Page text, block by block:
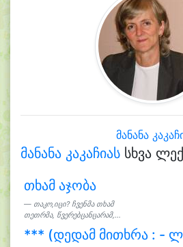
მანანა
მანანა კაკაჩიას სხვა
თხამ აჯობა
თაკო,იცი? ჩვენმა თხამ
თეთრმა, წვერებცანცარამ,...
*** (დედამ მითხრა : -